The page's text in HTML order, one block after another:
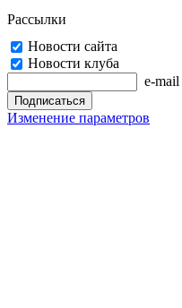
Рассылки
Новости сайта
Новости клуба
e-mail
Изменение параметров